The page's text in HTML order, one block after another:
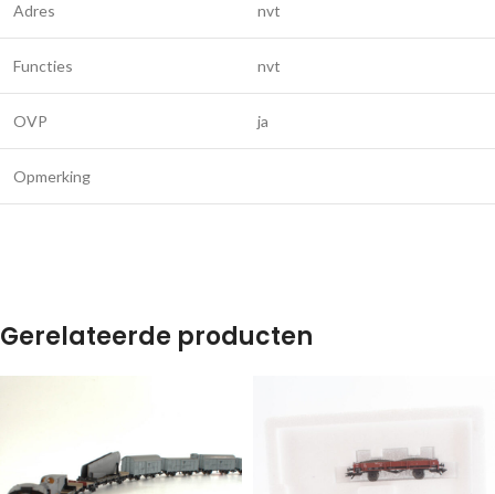
Adres nvt
Functies nvt
OVP ja
Opmerking
Gerelateerde producten